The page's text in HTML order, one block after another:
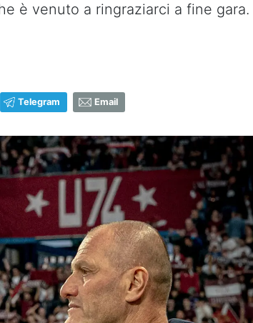
è venuto a ringraziarci a fine
Telegram Email